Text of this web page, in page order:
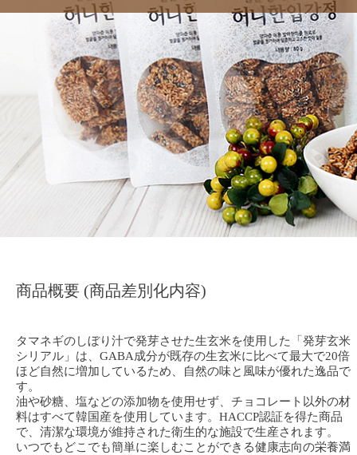
商品概要 (商品差別化内容)
タマネギのしぼり汁で発芽させた生玄米を使用した「発芽玄米
シリアル」は、GABA成分が既存の生玄米に比べて最大で20倍
ほど自然に増加しているため、自然の味と風味が優れた逸品で
す。
油や砂糖、塩などの添加物を使用せず、チョコレート以外の材
料はすべて韓国産を使用しています。HACCP認証を得た商品
で、清潔な環境が維持された衛生的な施設で生産されます。
いつでもどこでも簡単に楽しむことができる健康志向の栄養満